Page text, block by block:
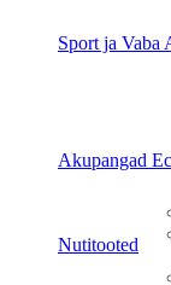
Sport ja Vaba
Akupangad
Nutitooted